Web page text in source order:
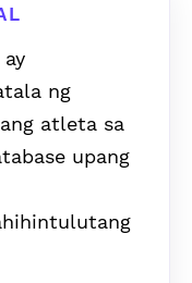
ng
atleta sa
upang